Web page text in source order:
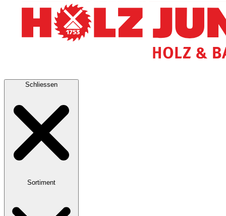
Schliessen
Sortiment